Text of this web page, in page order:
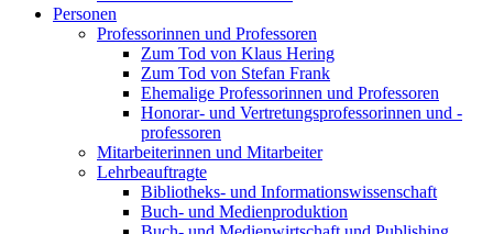
Personen
Professorinnen und Professoren
Zum Tod von Klaus Hering
Zum Tod von Stefan Frank
Ehemalige Professorinnen und Professoren
Honorar- und Vertretungsprofessorinnen und -
professoren
Mitarbeiterinnen und Mitarbeiter
Lehrbeauftragte
Bibliotheks- und Informationswissenschaft
Buch- und Medienproduktion